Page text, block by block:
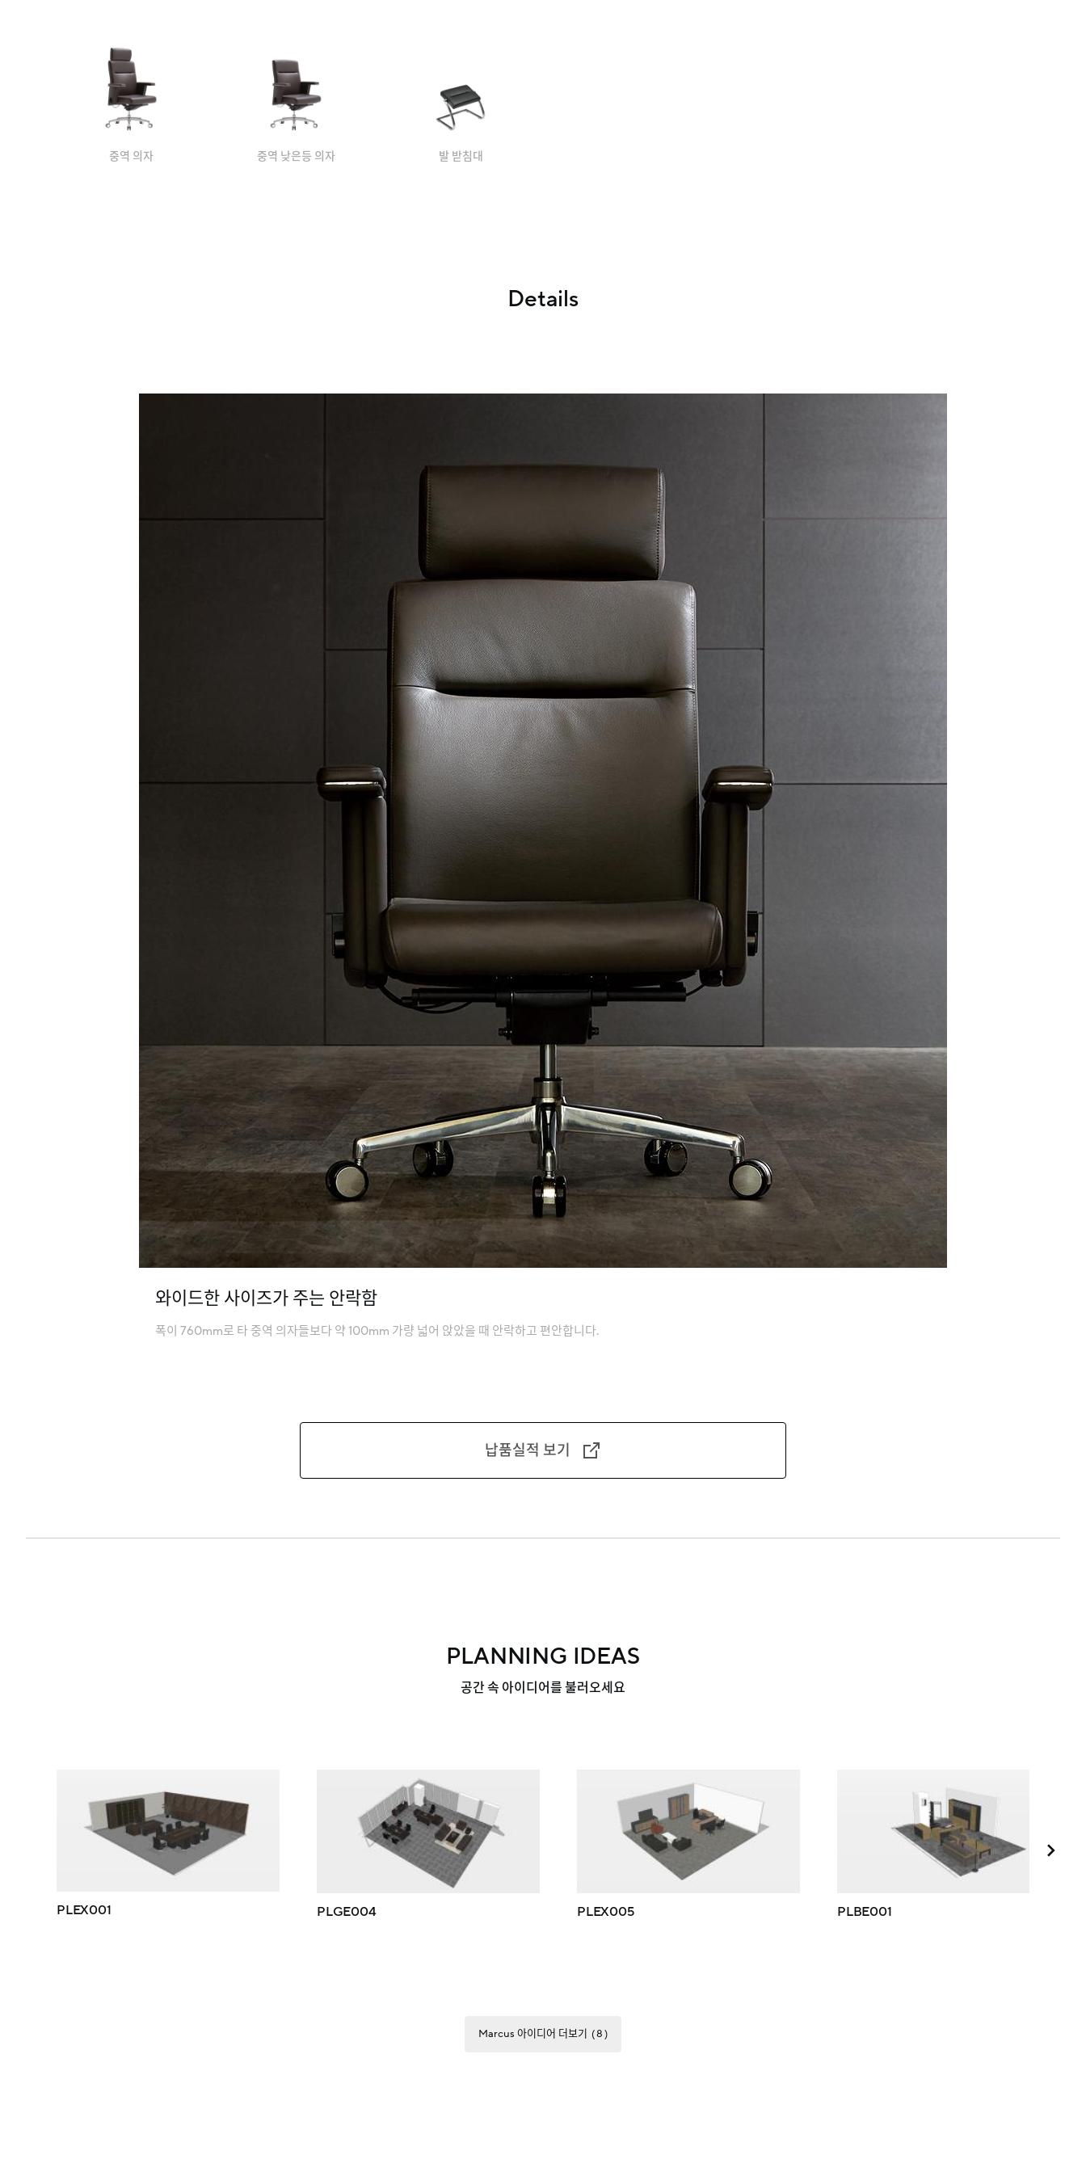
중역 의자 중역 낮은등 의자 발 받침대
Details
와이드한 사이즈가 주는 안락함
폭이 760mm로 타 중역 의자들보다 약 100mm 가량 넓어 앉았을 때 안락하고 편안합니다.
납품실적 보기
PLANNING IDEAS
공간 속 아이디어를 불러오세요
PLEX001 PLGE004 PLEX005 PLBE001
Marcus 아이디어 더보기 8